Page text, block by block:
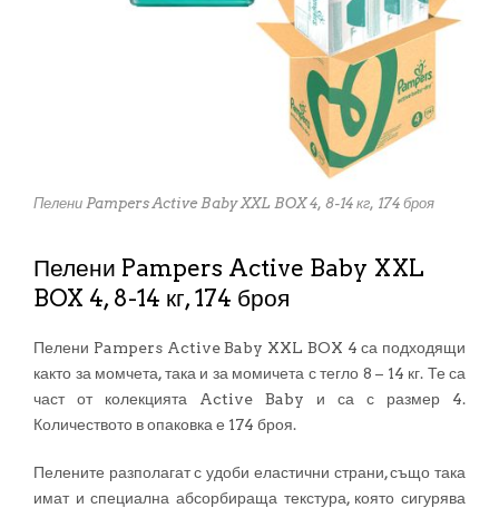
Пелени Pampers Active Baby XXL BOX 4, 8-14 кг, 174 броя
Пелени Pampers Active Baby XXL
BOX 4, 8-14 кг, 174 броя
Пелени Pampers Active Baby XXL BOX 4 са подходящи
както за момчета, така и за момичета с тегло 8 – 14 кг. Те са
част от колекцията Active Baby и са с размер 4.
Количеството в опаковка е 174 броя.
Пелените разполагат с удоби еластични страни, също така
имат и специална абсорбираща текстура, която сигурява